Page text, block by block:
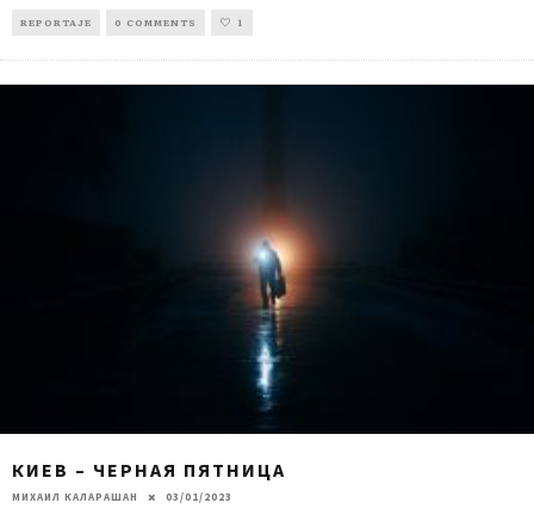
REPORTAJE 0 COMMENTS 1
КИЕВ – ЧЕРНАЯ ПЯТНИЦА
МИХАИЛ КАЛАРАШАН 03/01/2023